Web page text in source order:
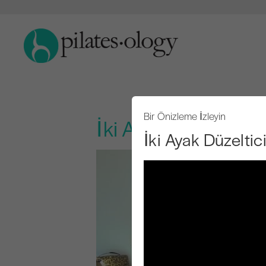
İki Ayak Düzeltici
Bir Önizleme İzleyin
İki Ayak